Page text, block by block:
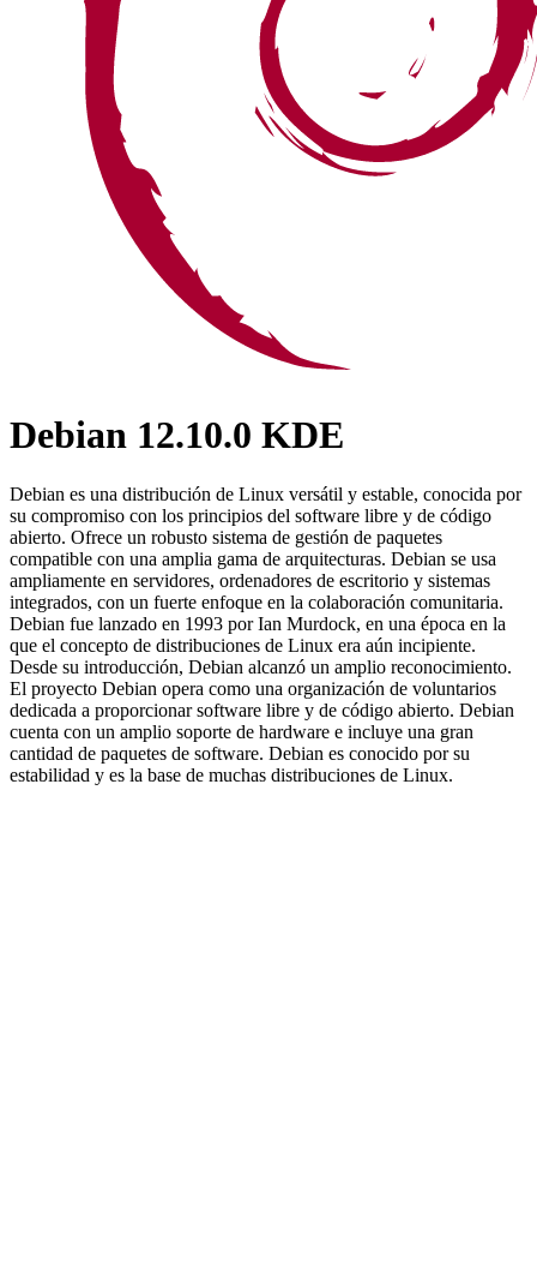
Debian 12.10.0 KDE
Debian es una distribución de Linux versátil y estable, conocida por
su compromiso con los principios del software libre y de código
abierto. Ofrece un robusto sistema de gestión de paquetes
compatible con una amplia gama de arquitecturas. Debian se usa
ampliamente en servidores, ordenadores de escritorio y sistemas
integrados, con un fuerte enfoque en la colaboración comunitaria.
Debian fue lanzado en 1993 por Ian Murdock, en una época en la
que el concepto de distribuciones de Linux era aún incipiente.
Desde su introducción, Debian alcanzó un amplio reconocimiento.
El proyecto Debian opera como una organización de voluntarios
dedicada a proporcionar software libre y de código abierto. Debian
cuenta con un amplio soporte de hardware e incluye una gran
cantidad de paquetes de software. Debian es conocido por su
estabilidad y es la base de muchas distribuciones de Linux.